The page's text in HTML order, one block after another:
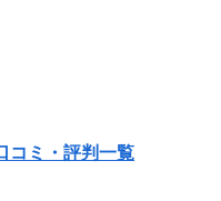
ミ・評判一覧